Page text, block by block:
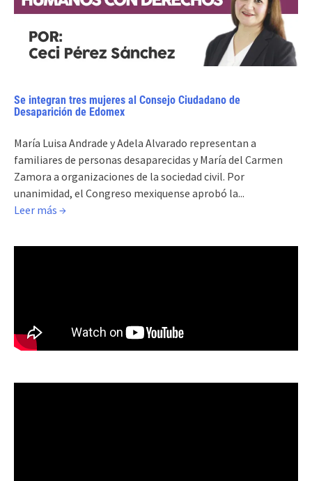
Se integran tres mujeres al Consejo Ciudadano de
Desaparición de Edomex
María Luisa Andrade y Adela Alvarado representan a
familiares de personas desaparecidas y María del Carmen
Zamora a organizaciones de la sociedad civil. Por
unanimidad, el Congreso mexiquense aprobó la...
Leer más →